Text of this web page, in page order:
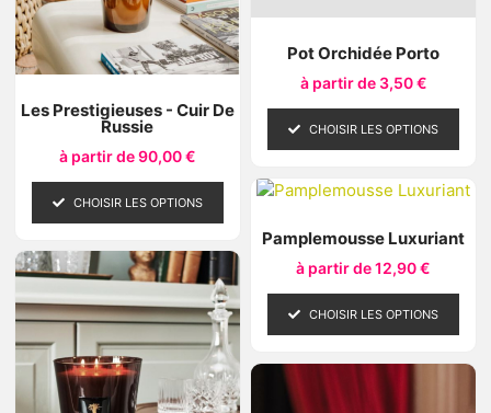
Les Prestigieuses - Cuir De
Russie
à partir de90,00€
CHOISIR LES OPTIONS
Pot Orchidée Porto
à partir de 3,50€
CHOISIR LES OPTIONS
Pamplemousse Luxuriant
à partir de12,90€
CHOISIR LES OPTIONS